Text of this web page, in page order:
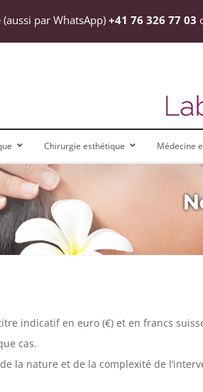
par WhatsApp)+41 76 326 77 03
Chirurgie esthétique Médecine
indicatif en euro (€) et en francs
cas.
la nature et de la complexité de